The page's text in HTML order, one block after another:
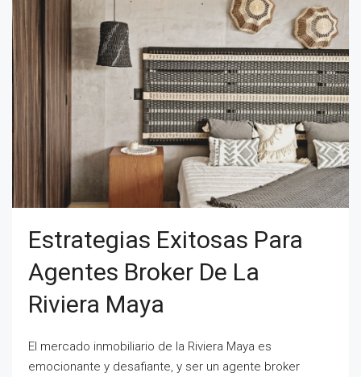
Estrategias Exitosas Para
Agentes Broker De La
Riviera Maya
El mercado inmobiliario de la Riviera Maya es
emocionante y desafiante, y ser un agente broker